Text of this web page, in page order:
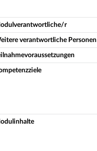
r
verantwortliche Personen